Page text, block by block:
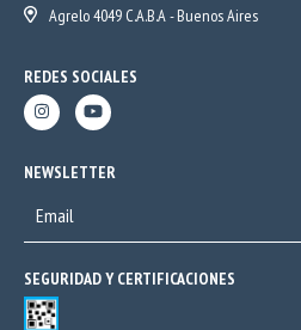
Agrelo 4049 C.A.B.A - Buenos Aires
REDES SOCIALES
NEWSLETTER
SEGURIDAD Y CERTIFICACIONES